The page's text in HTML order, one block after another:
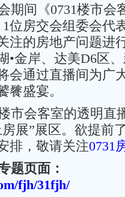
间《0731楼市会
位房交会组委会代
注的房地产问题进
•金岸、达美D6区
会通过直播间为广
餮盛宴。
市会客室的透明直
展”展区。欲提前
排，敬请关注0731
题页面：
fjh/31fjh/